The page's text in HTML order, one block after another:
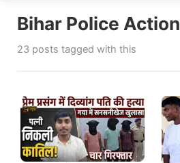
Bihar Police Action
23 posts tagged with this